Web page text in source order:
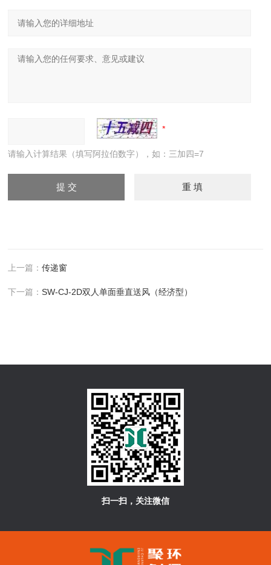
请输入计算结果（填写阿拉伯数字），如：三加四=7
上一篇：传递窗
下一篇：SW-CJ-2D双人单面垂直送风（经济型）
扫一扫，关注微信